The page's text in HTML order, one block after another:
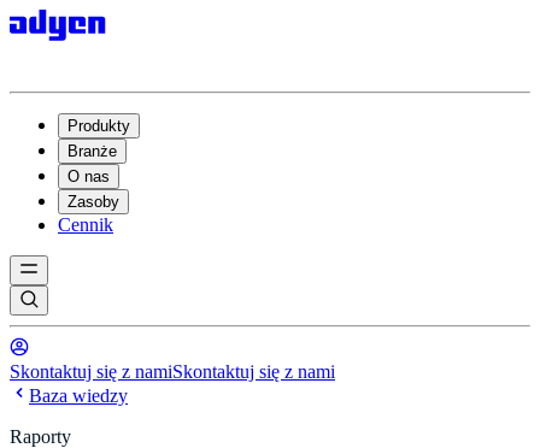
Produkty
Branże
O nas
Zasoby
Cennik
Skontaktuj się z namiSkontaktuj się z nami
Baza wiedzy
Raporty